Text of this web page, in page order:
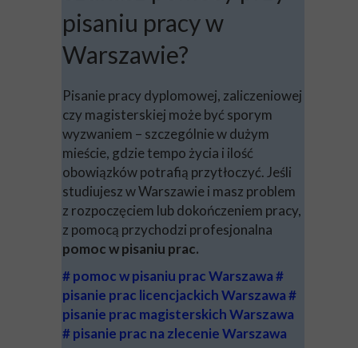
pisaniu pracy w
Warszawie?
Pisanie pracy dyplomowej, zaliczeniowej
czy magisterskiej może być sporym
wyzwaniem – szczególnie w dużym
mieście, gdzie tempo życia i ilość
obowiązków potrafią przytłoczyć. Jeśli
studiujesz w Warszawie i masz problem
z rozpoczęciem lub dokończeniem pracy,
z pomocą przychodzi profesjonalna
pomoc w pisaniu prac.
# pomoc w pisaniu prac Warszawa #
pisanie prac licencjackich Warszawa #
pisanie prac magisterskich Warszawa
# pisanie prac na zlecenie Warszawa